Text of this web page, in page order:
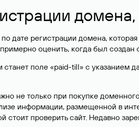
дате регистрации домена,
оценить, когда был создан
поле «paid-till» с указанием
не только при покупке
информации, размещенной в
стоит проверить сайт. Недавно